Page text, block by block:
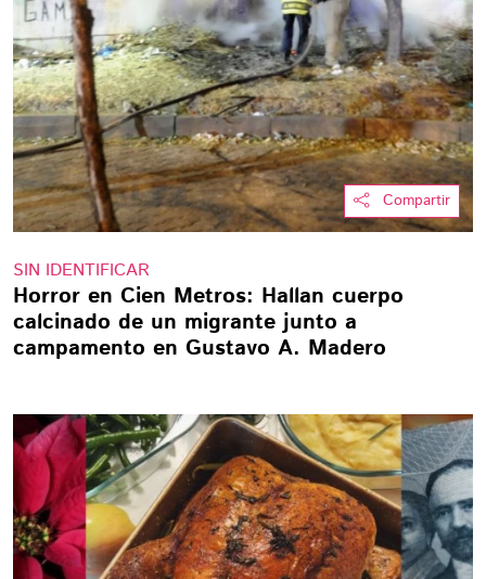
Compartir
SIN IDENTIFICAR
Horror en Cien Metros: Hallan cuerpo
calcinado de un migrante junto a
campamento en Gustavo A. Madero